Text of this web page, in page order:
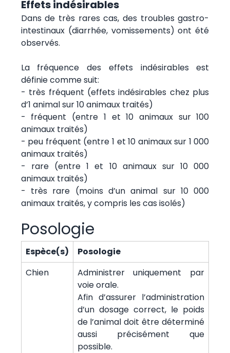
Effets indésirables
Dans de très rares cas, des troubles gastro-
intestinaux (diarrhée, vomissements) ont été
observés.
La fréquence des effets indésirables est
définie comme suit:
- très fréquent (effets indésirables chez plus
d’1 animal sur 10 animaux traités)
- fréquent (entre 1 et 10 animaux sur 100
animaux traités)
- peu fréquent (entre 1 et 10 animaux sur 1 000
animaux traités)
- rare (entre 1 et 10 animaux sur 10 000
animaux traités)
- très rare (moins d’un animal sur 10 000
animaux traités, y compris les cas isolés)
Posologie
Espèce(s)
Posologie
Chien
Administrer uniquement par
voie orale.
Afin d’assurer l’administration
d’un dosage correct, le poids
de l’animal doit être déterminé
aussi précisément que
possible.